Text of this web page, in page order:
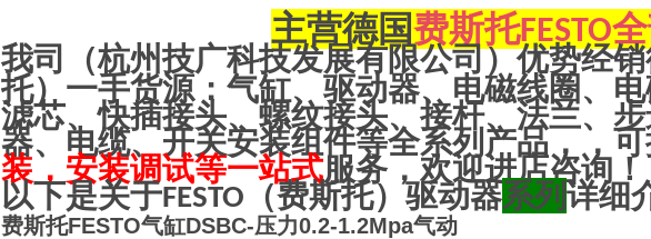
主营德国费斯托FESTO
我司（杭州技广科技发展有限公司）优势经销
托）一手货源：气缸、驱动器、电磁线圈、电
滤芯、快插接头、螺纹接头、接杆、法兰、
器、电缆、开关安装组件等全系列产品，，
装，安装调试等一站式服务，欢迎进店咨询！
以下是关于FESTO （费斯托）驱动器系列详细
费斯托FESTO气缸DSBC-压力0.2-1.2Mpa气动